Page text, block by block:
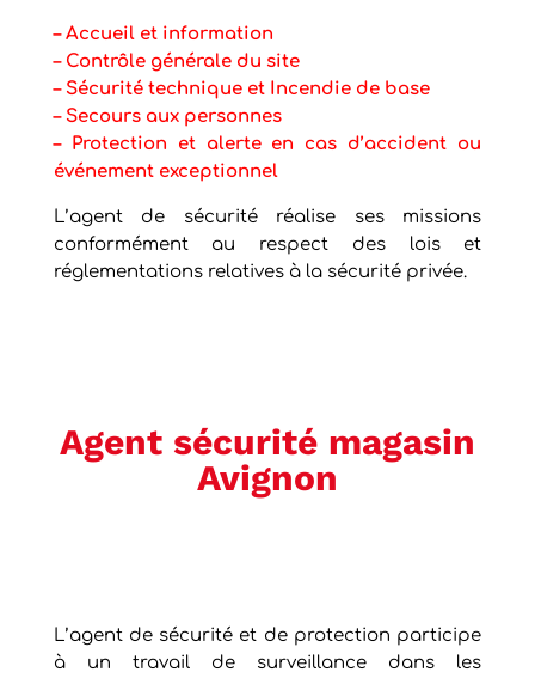
– Accueil et information
– Contrôle générale du site
– Sécurité technique et Incendie de base
– Secours aux personnes
– Protection et alerte en cas d’accident ou
événement exceptionnel
L’agent de sécurité réalise ses missions
conformément au respect des lois et
réglementations relatives à la sécurité privée.
Agent sécurité magasin
Avignon
L’agent de sécurité et de protection participe
à un travail de surveillance dans les